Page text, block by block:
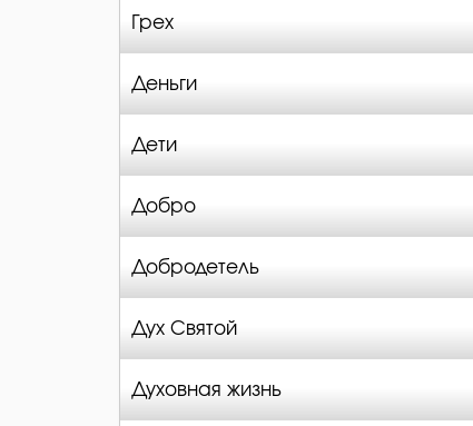
Грех
Деньги
Дети
Добро
Добродетель
Дух Святой
Духовная жизнь